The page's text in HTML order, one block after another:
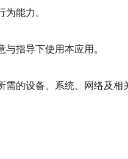
能力。
指导下使用本应用。
需的设备、系统、网络及相